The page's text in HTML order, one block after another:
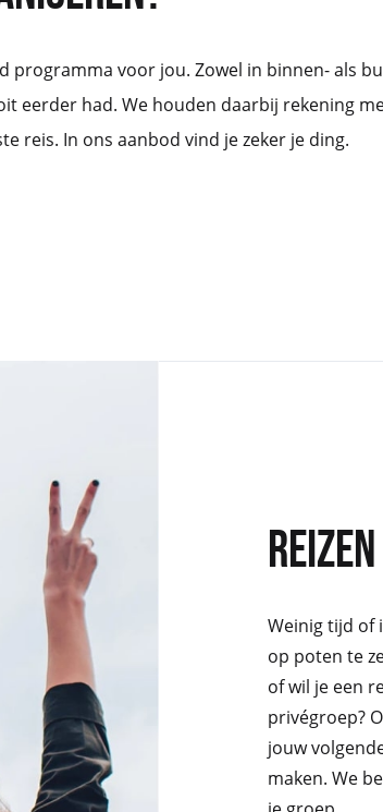
programma voor jou. Zowel in binnen- als
eerder had. We houden daarbij rekening
reis. In ons aanbod vind je zeker je ding.
Weinig tijd of
op poten te
of wil je een
privégroep?
jouw
maken. We